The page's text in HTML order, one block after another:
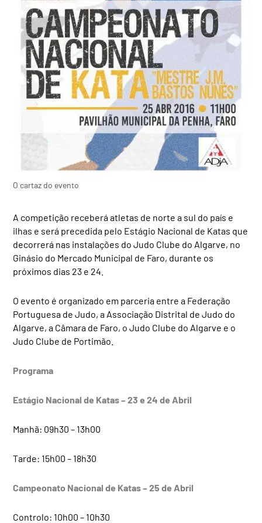
O cartaz do evento
A competição receberá atletas de norte a sul do país e
ilhas e será precedida pelo Estágio Nacional de Katas que
decorrerá nas instalações do Judo Clube do Algarve, no
Ginásio do Mercado Municipal de Faro, durante os
próximos dias 23 e 24.
O evento é organizado em parceria entre a Federação
Portuguesa de Judo, a Associação Distrital de Judo do
Algarve, a Câmara de Faro, o Judo Clube do Algarve e o
Judo Clube de Portimão.
Programa
Estágio Nacional de Katas – 23 e 24 de Abril
Manhã: 09h30 – 13h00
Tarde: 15h00 – 18h30
Campeonato Nacional de Katas – 25 de Abril
Controlo: 10h00 – 10h30